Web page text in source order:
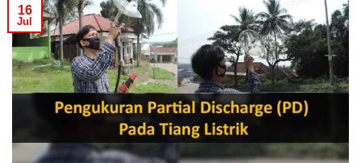
16
Jul